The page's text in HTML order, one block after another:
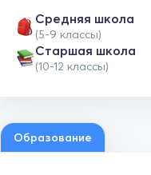
Средняя школа
(5-9 классы)
Cтаршая школа
(10-12 классы)
Образование